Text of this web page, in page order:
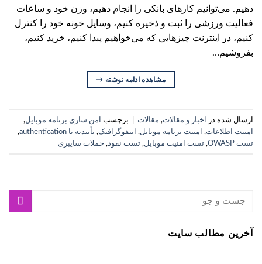
دهیم. می‌توانیم کارهای بانکی را انجام دهیم، وزن خود و ساعات
فعالیت ورزشی را ثبت و ذخیره کنیم، وسایل خونه خود را کنترل
کنیم، در اینترنت چیزهایی که می‌خواهیم پبدا کنیم، خرید کنیم،
بفروشیم…
مشاهده ادامه نوشته →
ارسال شده در اخبار و مقالات, مقالات برچسب امن سازی برنامه موبایل,
امنیت اطلاعات, امنیت برنامه موبایل, اینفوگرافیک, تأییدیه یا authentication
,
تست OWASP
, تست امنیت موبایل, تست نفوذ, حملات سایبری
آخرین مطالب سایت